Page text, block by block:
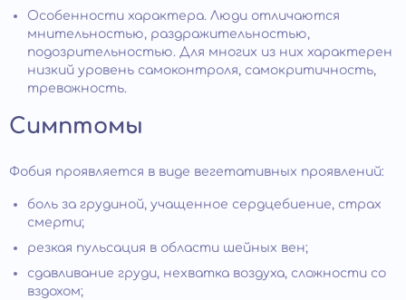
Особенности характера. Люди отличаются
мнительностью, раздражительностью,
подозрительностью. Для многих из них характерен
низкий уровень самоконтроля, самокритичность,
тревожность.
Симптомы
Фобия проявляется в виде вегетативных проявлений:
боль за грудиной, учащенное сердцебиение, страх
смерти;
резкая пульсация в области шейных вен;
сдавливание груди, нехватка воздуха, сложности со
вздохом;